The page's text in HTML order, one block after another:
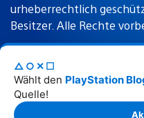
△○✕☐
Wählt den PlayStation
Quelle!
urheberrechtlich
Besitzer. Alle Rechte
Nutzungsbedingungen
Rechtliche Hinweise